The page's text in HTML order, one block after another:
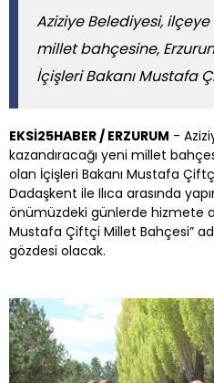
Aziziye Belediyesi,
millet bahçesine,
İçişleri Bakanı Mustafa
EKSİ25HABER / ERZURUM -
kazandıracağı yeni millet
olan İçişleri Bakanı Mustafa
Dadaşkent ile Ilıca arasında
önümüzdeki günlerde hizmete
Mustafa Çiftçi Millet Bahçesi”
gözdesi olacak.